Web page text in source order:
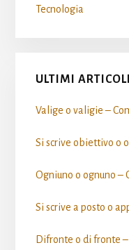
Tecnologia
ULTIMI ARTICOLI
Valige o valigie –
Si scrive obiettivo o
Ogniuno o ognuno –
Si scrive a posto o
Difronte o di fronte –